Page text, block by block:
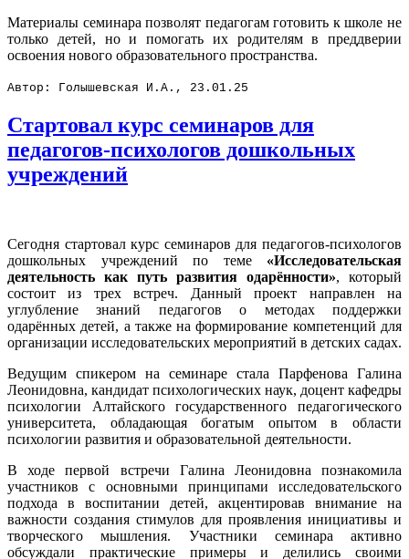
Материалы семинара позволят педагогам готовить к школе не
только детей, но и помогать их родителям в преддверии
освоения нового образовательного пространства.
Автор: Голышевская И.А., 23.01.25
Стартовал курс семинаров для
педагогов-психологов дошкольных
учреждений
Сегодня стартовал курс семинаров для педагогов-психологов
дошкольных учреждений по теме «Исследовательская
деятельность как путь развития одарённости», который
состоит из трех встреч. Данный проект направлен на
углубление знаний педагогов о методах поддержки
одарённых детей, а также на формирование компетенций для
организации исследовательских мероприятий в детских садах.
Ведущим спикером на семинаре стала Парфенова Галина
Леонидовна, кандидат психологических наук, доцент кафедры
психологии Алтайского государственного педагогического
университета, обладающая богатым опытом в области
психологии развития и образовательной деятельности.
В ходе первой встречи Галина Леонидовна познакомила
участников с основными принципами исследовательского
подхода в воспитании детей, акцентировав внимание на
важности создания стимулов для проявления инициативы и
творческого мышления. Участники семинара активно
обсуждали практические примеры и делились своими